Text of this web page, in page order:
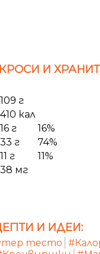
И
109 г
410 кал
16 г
16%
33 г
74%
11 г
11%
38 мг
И ИДЕИ:
тесто